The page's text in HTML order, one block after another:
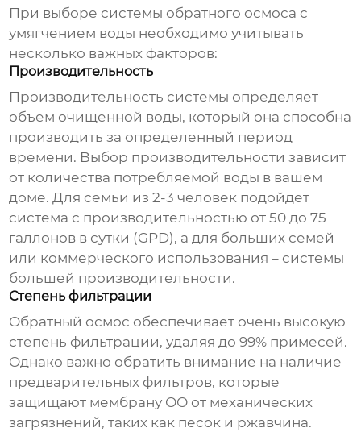
При выборе системы обратного осмоса с
умягчением воды необходимо учитывать
несколько важных факторов:
Производительность
Производительность системы определяет
объем очищенной воды, который она способна
производить за определенный период
времени. Выбор производительности зависит
от количества потребляемой воды в вашем
доме. Для семьи из 2-3 человек подойдет
система с производительностью от 50 до 75
галлонов в сутки (GPD), а для больших семей
или коммерческого использования – системы
большей производительности.
Степень фильтрации
Обратный осмос обеспечивает очень высокую
степень фильтрации, удаляя до 99% примесей.
Однако важно обратить внимание на наличие
предварительных фильтров, которые
защищают мембрану ОО от механических
загрязнений, таких как песок и ржавчина.